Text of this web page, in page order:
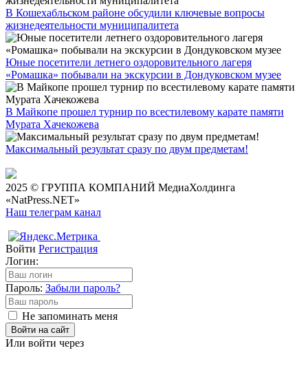
В Кошехабльском районе обсудили ключевые вопросы
жизнедеятельности муниципалитета
Юные посетители летнего оздоровительного лагеря
«Ромашка» побывали на экскурсии в Дондуковском музее
В Майкопе прошел турнир по всестилевому карате памяти
Мурата Хачекожева
Максимальный результат сразу по двум предметам!
2025 © ГРУППА КОМПАНИЙ МедиаХолдинга
«NatPress.NET»
Наш телеграм канал
Войти Регистрация
Логин:
Пароль: Забыли пароль?
Не запоминать меня
Войти на сайт
Или войти через